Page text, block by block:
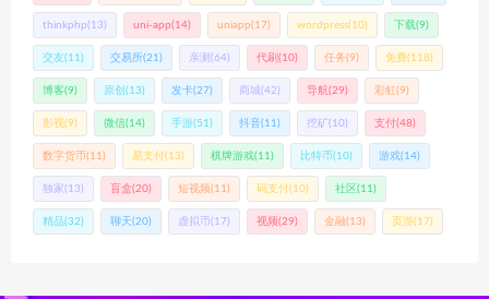
thinkphp(13) uni-app(14) uniapp(17) wordpress(10) 下载(9)
交友(11) 交易所(21) 亲测 (64) 代刷 (10) 任务(9) 免费(118)
博客(9) 原创 (13) 发卡(27) 商城(42) 导航(29) 彩虹(9)
影视(9) 微信(14) 手游(51) 抖音(11) 挖矿(10) 支付(48)
数字货币(11) 易支付(13) 棋牌游戏(11) 比特币(10) 游戏(14)
独家(13) 盲盒(20) 短视频(11) 码支付(10) 社区(11)
精品(32) 聊天(20) 虚拟币(17) 视频(29) 金融(13) 页游(17)